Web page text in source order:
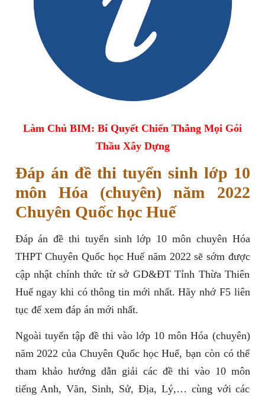
Làm Chủ BIM: Bí Quyết Chiến Thắng Mọi Gói
Thầu Xây Dựng
Đáp án đề thi tuyển sinh lớp 10
môn Hóa (chuyên) năm 2022
Chuyên Quốc học Huế
Đáp án đề thi tuyển sinh lớp 10 môn chuyên Hóa
THPT Chuyên Quốc học Huế năm 2022 sẽ sớm được
cập nhật chính thức từ sở GD&ĐT Tỉnh Thừa Thiên
Huế ngay khi có thông tin mới nhất. Hãy nhớ F5 liên
tục để xem đáp án mới nhất.
Ngoài tuyển tập đề thi vào lớp 10 môn Hóa (chuyên)
năm 2022 của Chuyên Quốc học Huế, bạn còn có thể
tham khảo hướng dẫn giải các đề thi vào 10 môn
tiếng Anh, Văn, Sinh, Sử, Địa, Lý,… cùng với các